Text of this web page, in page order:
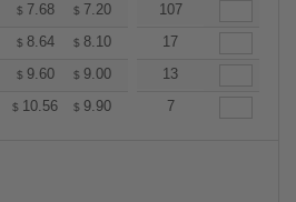
$ 7.68 $ 7.20 6.84107
$ 8.64 $ 8.10 7.6917
$ 9.60 $ 9.00 8.5513
$ 10.56 $ 9.90 9.417